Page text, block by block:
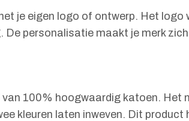
je eigen logo of ontwerp. Het
De personalisatie maakt je merk
100% hoogwaardig katoen.
kleuren laten inweven. Dit